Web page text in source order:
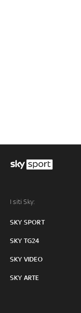
I siti Sky:
SKY SPORT
SKY TG24
SKY VIDEO
SKY ARTE